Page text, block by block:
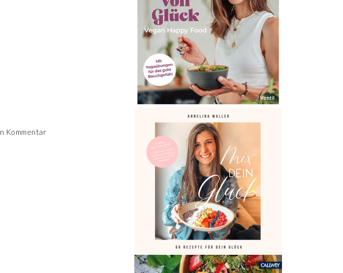
Kommentar